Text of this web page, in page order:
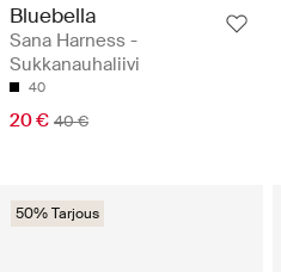
Bluebella
Sana Harness -
Sukkanauhaliivi
40
20 € 40 €
50% Tarjous